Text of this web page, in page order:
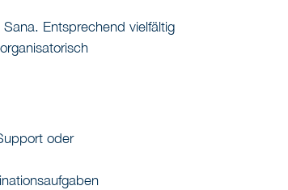
Entsprechend vielfältig
oder